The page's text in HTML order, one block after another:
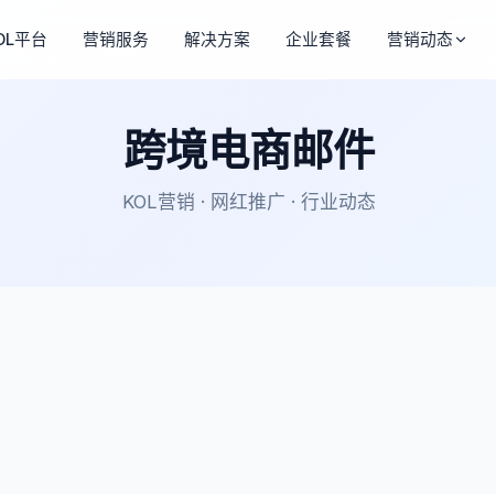
平台 营销服务 解决方案 企业套餐 营销动态
跨境电商邮件
KOL营销 · 网红推广 · 行业动态